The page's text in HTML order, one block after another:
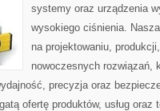
systemy oraz urządzenia
wysokiego ciśnienia.
na projektowaniu,
nowoczesnych rozwiązań,
precyzja oraz
ofertę produktów, usług oraz